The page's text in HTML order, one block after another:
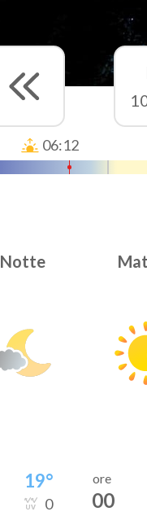
06:12
Notte
19°
0
ore
00